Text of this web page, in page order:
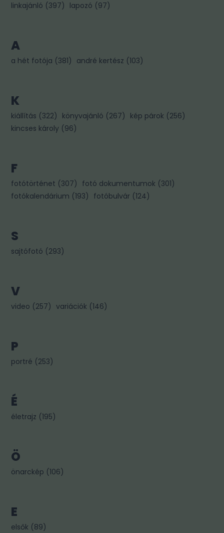
linkajánló (397) lapozó (97)
A
a hét fotója (381) andré kertész (103)
K
kiállítás (322) könyvajánló (267) kép párok (256)
kincses károly (96)
F
fotótörténet (307) fotó dokumentumok (301)
fotókalendárium (193) fotóbulvár (124)
S
sajtófotó (293)
V
video (257) variációk (146)
P
portré (253)
É
életrajz (195)
Ö
önarckép (106)
E
elsők (89)